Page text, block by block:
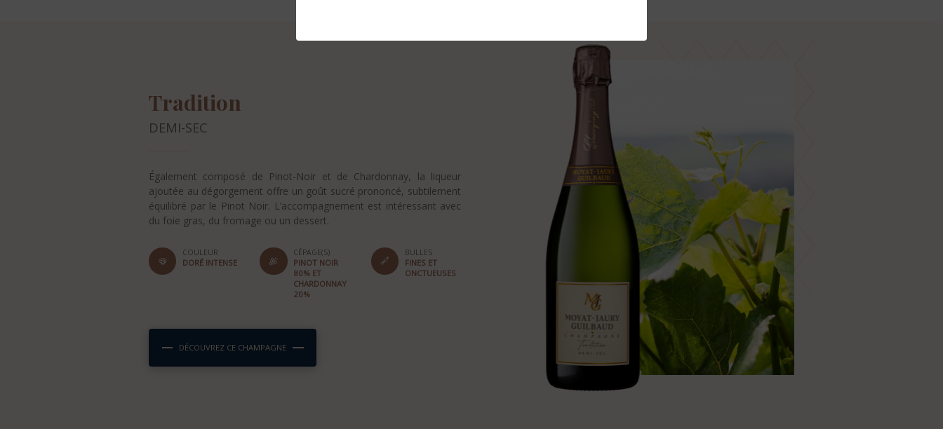
Tradition
DEMI-SEC
Également composé de Pinot-Noir et de Chardonnay, la liqueur
ajoutée au dégorgement offre un goût sucré prononcé, subtilement
équilibré par le Pinot Noir. L’accompagnement est intéressant avec
du foie gras, du fromage ou un dessert.
COULEUR
DORÉ INTENSE
CÉPAGE(S)
PINOT NOIR
80% ET
CHARDONNAY
20%
BULLES
FINES ET
ONCTUEUSES
DÉCOUVREZ CE CHAMPAGNE